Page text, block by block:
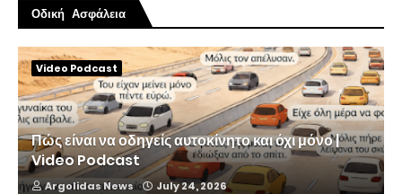
Οδική Ασφάλεια
Video Podcast
Πώς είναι να οδηγείς αυτοκίνητο και όχι μόνο |
Video Podcast
Argolidas News July 24, 2026